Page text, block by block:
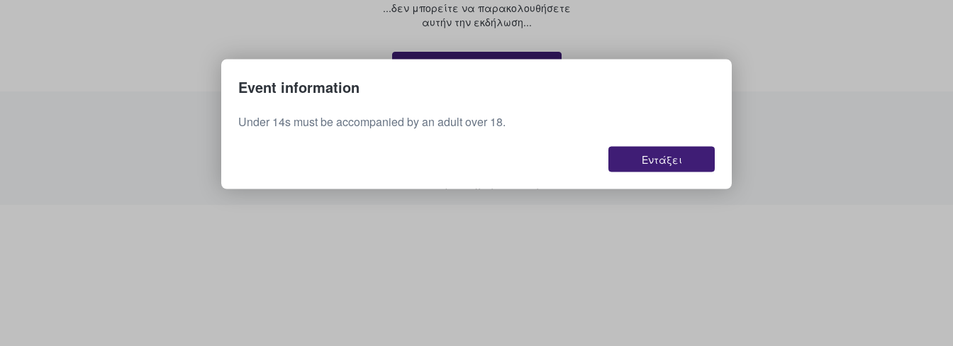
...δεν μπορείτε να παρακολουθήσετε
αυτήν την εκδήλωση...
Εμφάνιση όλων των προσεχών εκδηλώσεων
Event information
Under 14s must be accompanied by an adult over 18.
Εντάξει